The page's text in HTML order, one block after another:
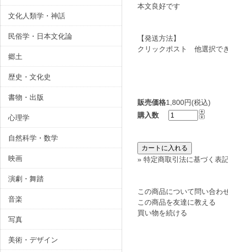
本文良好です
【発送方法】
クリックポスト 他選択で
販売価格1,800円(税込)
購入数
» 特定商取引法に基づく表
この商品について問い合わ
この商品を友達に教える
買い物を続ける
文化人類学・神話
民俗学・日本文化論
郷土
歴史・文化史
書物・出版
心理学
自然科学・数学
映画
演劇・舞踏
音楽
写真
美術・デザイン